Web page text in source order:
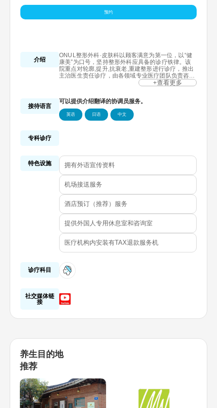
预约
介绍
ONUL整形外科·皮肤科以顾客满意为第一位，以“健
康美”为口号，坚持整形外科应具备的诊疗铁律。该
院重点对轮廓,提升,抗衰老,重建整形进行诊疗，推出
主治医生责任诊疗，由各领域专业医疗团队负责咨询
到术后护理等所有过程。自2014年开始，在美容整
学，引入手术责任保证制，对顾客负责到底，竭尽所
能。
+查看更多
接待语言
可以提供介绍翻译的协调员服务。
英语 日语 中文
专科诊疗
特色设施 拥有外语宣传资料
机场接送服务
酒店预订（推荐）服务
提供外国人专用休息室和咨询室
医疗机构内安装有TAX退款服务机
诊疗科目
社交媒体链
接
养生目的地
推荐